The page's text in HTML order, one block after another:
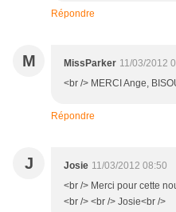
Répondre
M MissParker 11/03/2012
<br /> MERCI Ange,
Répondre
J Josie 11/03/2012 08:50
<br /> Merci pour cette
<br /> <br /> Josie<br />